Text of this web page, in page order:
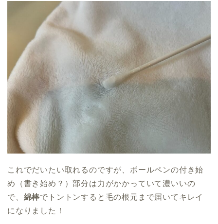
これでだいたい取れるのですが、ボールペンの付き始
め（書き始め？）部分は力がかかっていて濃いいの
で、 綿棒でトントンすると毛の根元まで届いてキレイ
になりました！